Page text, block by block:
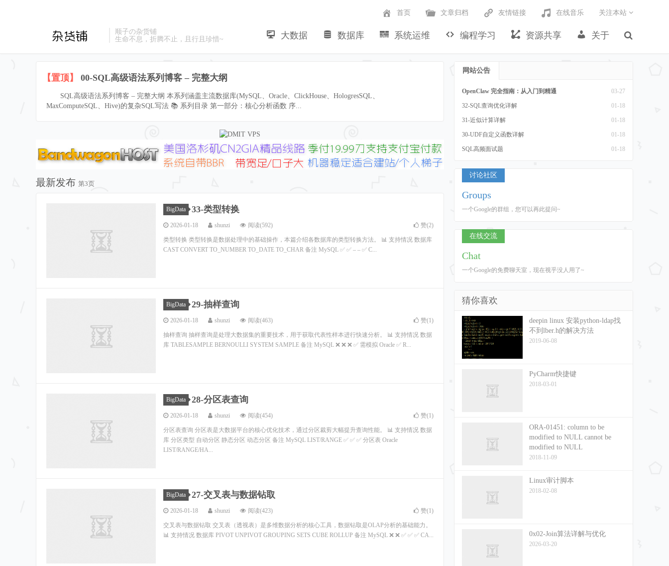
顺子の杂货铺
生命不息，折腾不止，且行且珍惜~
大数据 数据库 系统运维 编程学习 资源共享 关于
首页 文章归档 友情链接 在线音乐 关注本站
【置顶】 00-SQL高级语法系列博客 – 完整大纲
SQL高级语法系列博客 – 完整大纲 本系列涵盖主流数据库(MySQL、Oracle、ClickHouse、HologresSQL、
MaxComputeSQL、Hive)的复杂SQL写法 📚 系列目录 第一部分：核心分析函数 序...
最新发布 第3页
BigData 33-类型转换
2026-01-18 shunzi 阅读(592) 赞(2)
类型转换 类型转换是数据处理中的基础操作，本篇介绍各数据库的类型转换方法。 📊 支持情况 数据库
CAST CONVERT TO_NUMBER TO_DATE TO_CHAR 备注 MySQL ✅ ✅ – – ✅ C...
BigData 29-抽样查询
2026-01-18 shunzi 阅读(463) 赞(1)
抽样查询 抽样查询是处理大数据集的重要技术，用于获取代表性样本进行快速分析。 📊 支持情况 数据
库 TABLESAMPLE BERNOULLI SYSTEM SAMPLE 备注 MySQL ❌ ❌ ❌ ✅ 需模拟 Oracle ✅ R...
BigData 28-分区表查询
2026-01-18 shunzi 阅读(454) 赞(1)
分区表查询 分区表是大数据平台的核心优化技术，通过分区裁剪大幅提升查询性能。 📊 支持情况 数据
库 分区类型 自动分区 静态分区 动态分区 备注 MySQL LIST/RANGE ✅ ✅ ✅ 分区表 Oracle
LIST/RANGE/HA...
BigData 27-交叉表与数据钻取
2026-01-18 shunzi 阅读(423) 赞(1)
交叉表与数据钻取 交叉表（透视表）是多维数据分析的核心工具，数据钻取是OLAP分析的基础能力。
📊 支持情况 数据库 PIVOT UNPIVOT GROUPING SETS CUBE ROLLUP 备注 MySQL ❌ ❌ ✅ ✅ ✅ CA...
网站公告
03-27
OpenClaw 完全指南：从入门到精通
01-18
32-SQL查询优化详解
01-18
31-近似计算详解
01-18
30-UDF自定义函数详解
01-18
SQL高频面试题
讨论社区
Groups
一个Google的群组，您可以再此提问~
在线交流
Chat
一个Google的免费聊天室，现在视乎没人用了~
猜你喜欢
deepin linux 安装python-ldap找
不到lber.h的解决方法
2019-06-08
PyCharm快捷键
2018-03-01
ORA-01451: column to be
modified to NULL cannot be
modified to NULL
2018-11-09
Linux审计脚本
2018-02-08
0x02-Join算法详解与优化
2026-03-20